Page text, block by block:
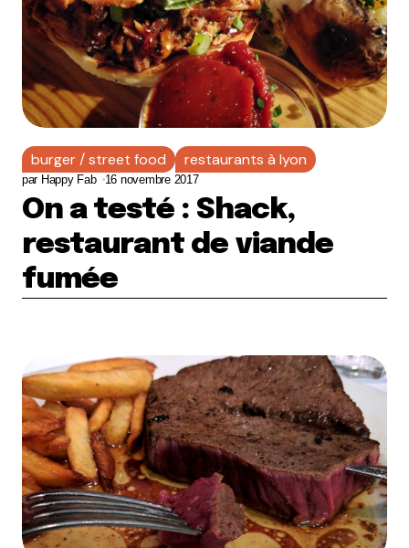
burger / street food restaurants à lyon
par Happy Fab 16 novembre 2017
On a testé : Shack,
restaurant de viande
fumée